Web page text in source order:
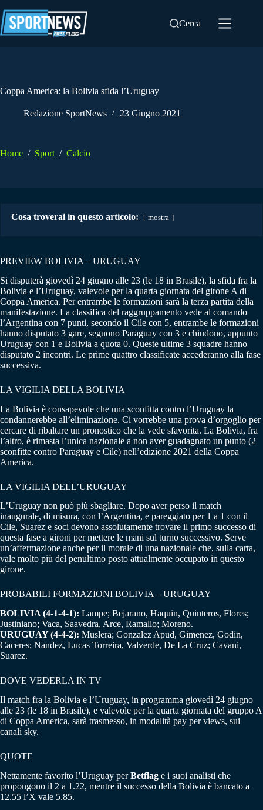
al
contenuto
Cerca
Coppa America: la Bolivia sfida l’Uruguay
Redazione SportNews 23 Giugno 2021
Home / Sport / Calcio
Cosa troverai in questo articolo: mostra
PREVIEW BOLIVIA – URUGUAY
Si disputerà giovedì 24 giugno alle 23 (le 18 in Brasile), la sfida fra la
Bolivia e l’Uruguay, valevole per la quarta giornata del girone A di
Coppa America. Per entrambe le formazioni sarà la terza partita della
manifestazione. La classifica del raggruppamento vede al comando
l’Argentina con 7 punti, secondo il Cile con 5, entrambe le formazioni
hanno disputato 3 gare, seguono Paraguay con 3 e chiudono, appunto
Uruguay con 1 e Bolivia a quota 0. Queste ultime 3 squadre hanno
disputato 2 incontri. Le prime quattro classificate accederanno alla fase
successiva.
LA VIGILIA DELLA BOLIVIA
La Bolivia è consapevole che una sconfitta contro l’Uruguay la
condannerebbe all’eliminazione. Ci vorrebbe una prova d’orgoglio per
cercare di ribaltare un pronostico che la vede sfavorita. La Bolivia, fra
l’altro, è rimasta l’unica nazionale a non aver guadagnato un punto (2
sconfitte contro Paraguay e Cile) nell’edizione 2021 della Coppa
America.
LA VIGILIA DELL’URUGUAY
L’Uruguay non può più sbagliare. Dopo aver perso il match
inaugurale, di misura, con l’Argentina, e pareggiato per 1 a 1 con il
Cile, Suarez e soci devono assolutamente trovare il primo successo di
questa fase a gironi per mettere le mani sul turno successivo. Serve
un’affermazione anche per il morale di una nazionale che, sulla carta,
vale molto più del penultimo posto attualmente occupato in questo
girone.
PROBABILI FORMAZIONI BOLIVIA – URUGUAY
BOLIVIA (4-1-4-1): Lampe; Bejarano, Haquin, Quinteros, Flores;
Justiniano; Vaca, Saavedra, Arce, Ramallo; Moreno.
URUGUAY (4-4-2): Muslera; Gonzalez Apud, Gimenez, Godin,
Caceres; Nandez, Lucas Torreira, Valverde, De La Cruz; Cavani,
Suarez.
DOVE VEDERLA IN TV
Il match fra la Bolivia e l’Uruguay, in programma giovedì 24 giugno
alle 23 (le 18 in Brasile), e valevole per la quarta giornata del gruppo A
di Coppa America, sarà trasmesso, in modalità pay per views, sui
canali sky.
QUOTE
Nettamente favorito l’Uruguay perBetflag e i suoi analisti che
propongono il 2 a 1.22, mentre il successo della Bolivia è bancato a
12.55 l’X vale 5.85.